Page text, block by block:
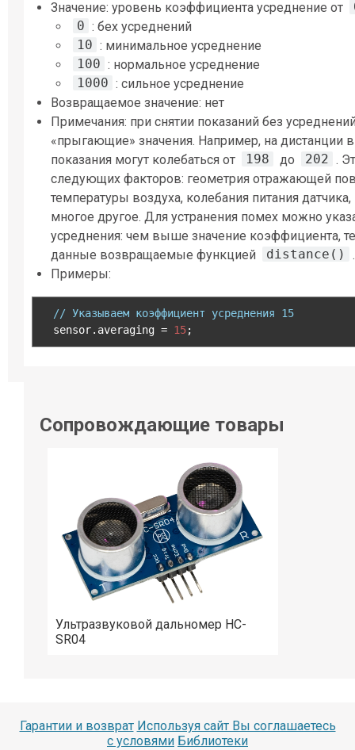
Значение: уровень коэффициента усреднение от
0 : бех усреднений
10 : минимальное усреднение
100 : нормальное усреднение
1000 : сильное усреднение
Возвращаемое значение: нет
Примечания: при снятии показаний без
«прыгающие» значения. Например, на дистанции
показания могут колебаться от
198 до 202 .
следующих факторов: геометрия отражающей
температуры воздуха, колебания питания
многое другое. Для устранения помех можно
усреднения: чем выше значение коэффициента,
данные возвращаемые функцией
distance()
.
Примеры:
// Указываем коэффициент усреднения 15
  sensor
. averaging = 15;
Сопровождающие товары
Ультразвуковой дальномер HC-
SR04
Гарантии и возврат Используя сайт Вы соглашаетесь
с условями Библиотеки